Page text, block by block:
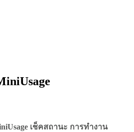
เช็คสถานะ การทำงาน